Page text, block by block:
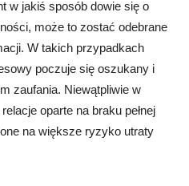
w jakiś sposób dowie się o
może to zostać odebrane
W takich przypadkach
poczuje się oszukany i
zaufania. Niewątpliwie w
oparte na braku pełnej
na większe ryzyko utraty